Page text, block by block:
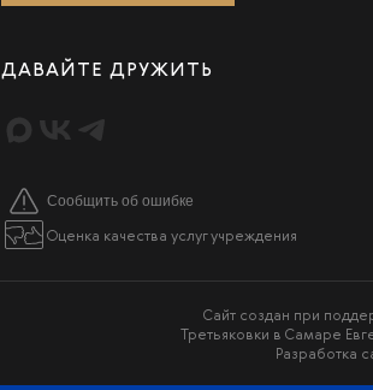
ДАВАЙТЕ ДРУЖИТЬ
Сообщить об ошибке
Оценка качества услуг учреждения
Сайт создан при
Третьяковки в Самаре
Разработка